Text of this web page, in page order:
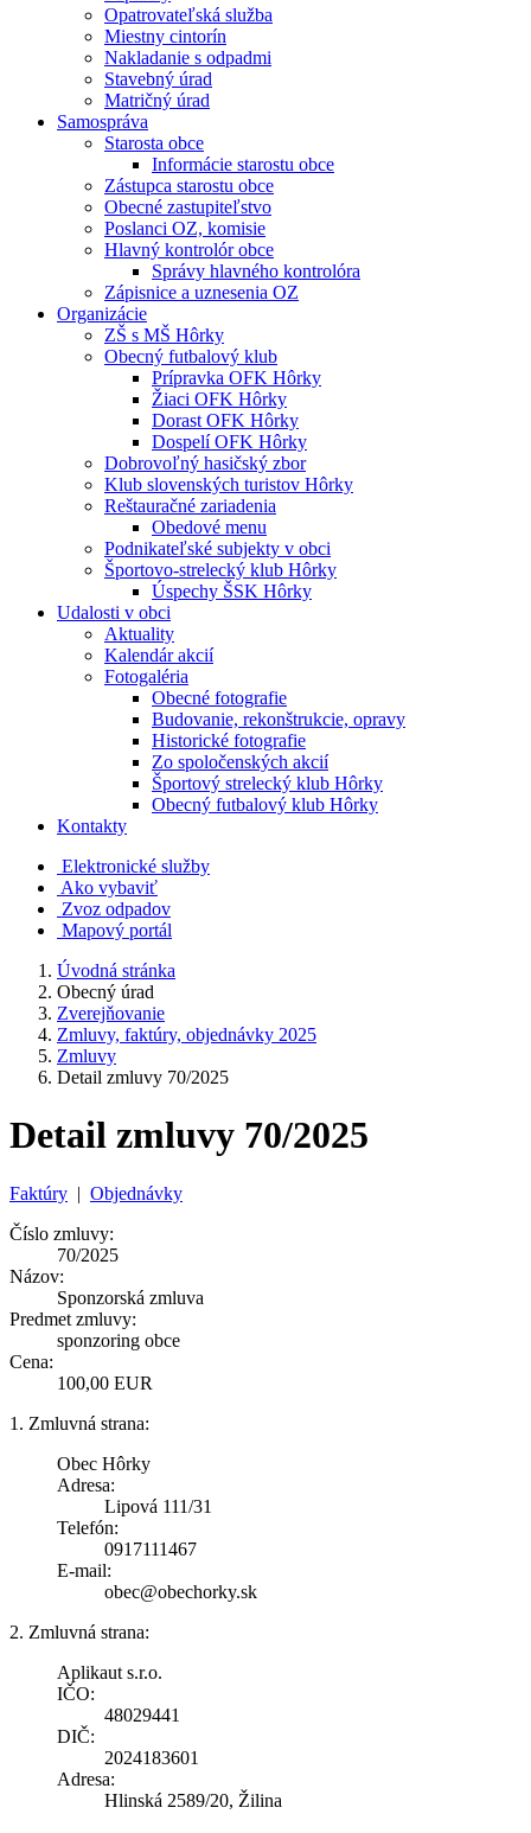
Opatrovateľská služba
Miestny cintorín
Nakladanie s odpadmi
Stavebný úrad
Matričný úrad
Samospráva
Starosta obce
Informácie starostu obce
Zástupca starostu obce
Obecné zastupiteľstvo
Poslanci OZ, komisie
Hlavný kontrolór obce
Správy hlavného kontrolóra
Zápisnice a uznesenia OZ
Organizácie
ZŠ s MŠ Hôrky
Obecný futbalový klub
Prípravka OFK Hôrky
Žiaci OFK Hôrky
Dorast OFK Hôrky
Dospelí OFK Hôrky
Dobrovoľný hasičský zbor
Klub slovenských turistov Hôrky
Reštauračné zariadenia
Obedové menu
Podnikateľské subjekty v obci
Športovo-strelecký klub Hôrky
Úspechy ŠSK Hôrky
Udalosti v obci
Aktuality
Kalendár akcií
Fotogaléria
Obecné fotografie
Budovanie, rekonštrukcie, opravy
Historické fotografie
Zo spoločenských akcií
Športový strelecký klub Hôrky
Obecný futbalový klub Hôrky
Kontakty
Elektronické služby
Ako vybaviť
Zvoz odpadov
Mapový portál
Úvodná stránka
Obecný úrad
Zverejňovanie
Zmluvy, faktúry, objednávky 2025
Zmluvy
Detail zmluvy 70/2025
Detail zmluvy 70/2025
Faktúry | Objednávky
Číslo zmluvy:
70/2025
Názov:
Sponzorská zmluva
Predmet zmluvy:
sponzoring obce
Cena:
100,00 EUR
1. Zmluvná strana:
Obec Hôrky
Adresa:
Lipová 111/31
Telefón:
0917111467
E-mail:
obec@obechorky.sk
2. Zmluvná strana:
Aplikaut s.r.o.
IČO:
48029441
DIČ:
2024183601
Adresa:
Hlinská 2589/20, Žilina